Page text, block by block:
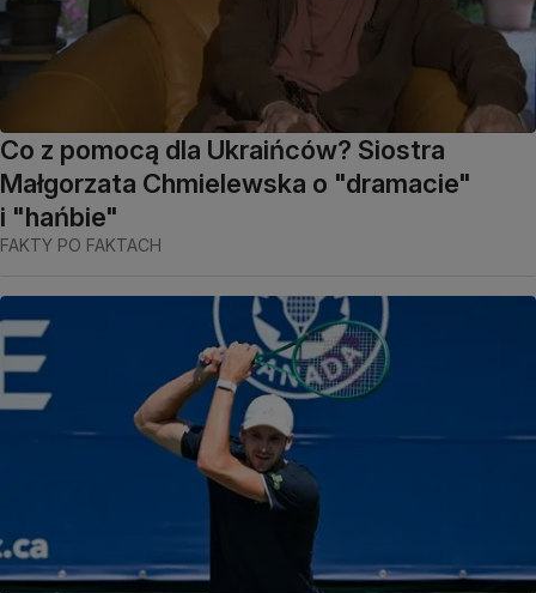
Co z pomocą dla Ukraińców? Siostra
Małgorzata Chmielewska o "dramacie"
i "hańbie"
FAKTY PO FAKTACH